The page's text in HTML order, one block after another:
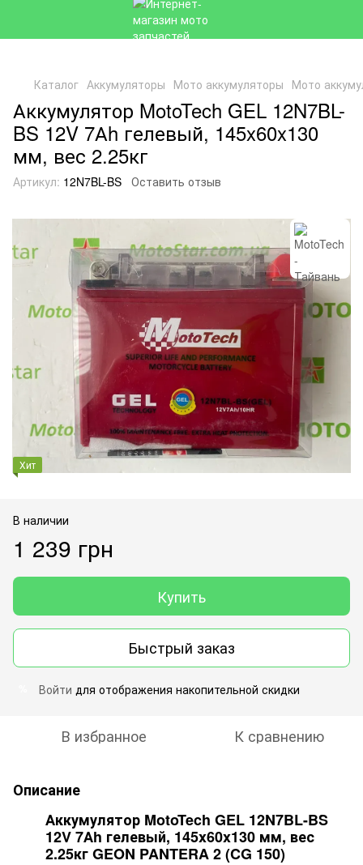
Каталог Аккумуляторы Мото аккумуляторы Мото
Аккумулятор MotoTech GEL 12N7BL-
BS 12V 7Аh гелевый, 145x60x130
мм, вес 2.25кг
Артикул: 12N7BL-BS Оставить отзыв
Хит
В наличии
1 239 грн
Купить
Быстрый заказ
Войти для отображения накопительной скидки
В избранное К сравнению
Описание
Аккумулятор MotoTech GEL 12N7BL-BS
12V 7Аh гелевый, 145x60x130 мм, вес
2.25кг GEON PANTERA 2 (CG 150)